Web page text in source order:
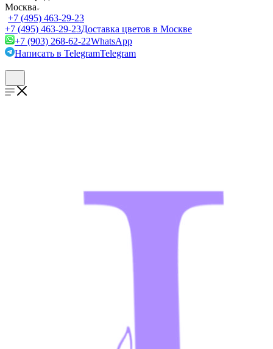
Москва
+7 (495) 463-29-23
+7 (495) 463-29-23Доставка цветов в Москве
+7 (903) 268-62-22WhatsApp
Написать в TelegramTelegram